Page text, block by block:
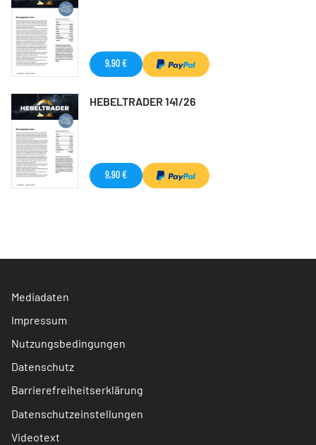
9,90 €
HEBELTRADER 141/26
9,90 €
Mediadaten
Impressum
Nutzungsbedingungen
Datenschutz
Barrierefreiheitserklärung
Datenschutzeinstellungen
Videotext